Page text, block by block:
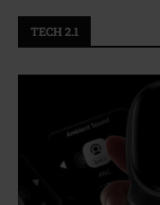
TECH 2.1